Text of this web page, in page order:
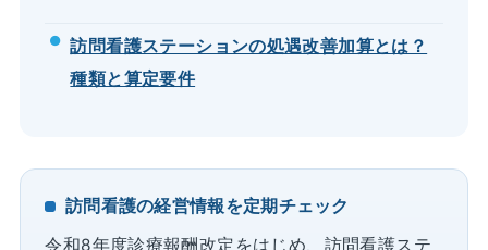
訪問看護ステーションの処遇改善加算とは？
種類と算定要件
訪問看護の経営情報を定期チェック
令和8年度診療報酬改定をはじめ、訪問看護ステ